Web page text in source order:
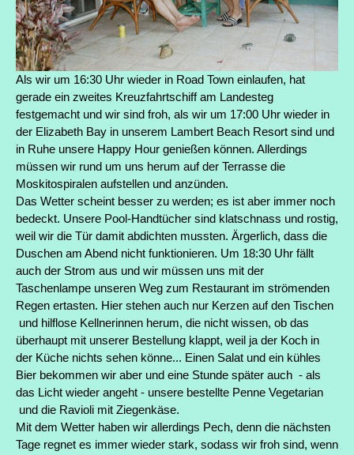
Als wir um 16:30 Uhr wieder in Road Town einlaufen, hat
gerade ein zweites Kreuzfahrtschiff am Landesteg
festgemacht und wir sind froh, als wir um 17:00 Uhr wieder in
der Elizabeth Bay in unserem Lambert Beach Resort sind und
in Ruhe unsere Happy Hour genießen können. Allerdings
müssen wir rund um uns herum auf der Terrasse die
Moskitospiralen aufstellen und anzünden.
Das Wetter scheint besser zu werden; es ist aber immer noch
bedeckt. Unsere Pool-Handtücher sind klatschnass und rostig,
weil wir die Tür damit abdichten mussten. Ärgerlich, dass die
Duschen am Abend nicht funktionieren. Um 18:30 Uhr fällt
auch der Strom aus und wir müssen uns mit der
Taschenlampe unseren Weg zum Restaurant im strömenden
Regen ertasten. Hier stehen auch nur Kerzen auf den Tischen
und hilflose Kellnerinnen herum, die nicht wissen, ob das
überhaupt mit unserer Bestellung klappt, weil ja der Koch in
der Küche nichts sehen könne... Einen Salat und ein kühles
Bier bekommen wir aber und eine Stunde später auch - als
das Licht wieder angeht - unsere bestellte Penne Vegetarian
und die Ravioli mit Ziegenkäse.
Mit dem Wetter haben wir allerdings Pech, denn die nächsten
Tage regnet es immer wieder stark, sodass wir froh sind, wenn